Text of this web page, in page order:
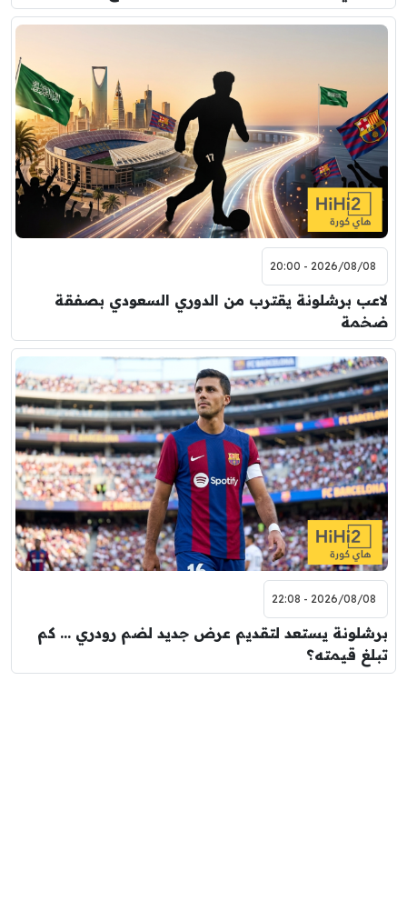
2026/08/08 - 20:00
لاعب برشلونة يقترب من الدوري السعودي بصفقة
ضخمة
2026/08/08 - 22:08
برشلونة يستعد لتقديم عرض جديد لضم رودري … كم
تبلغ قيمته؟